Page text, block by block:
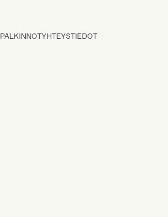
PALKINNOTYHTEYSTIEDOT